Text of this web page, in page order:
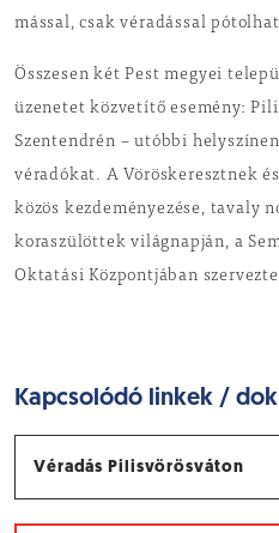
mással, csak véradással
Összesen két Pest megyei
üzenetet közvetítő esemény:
Szentendrén – utóbbi
véradókat. A Vöröskeresztnek
közös kezdeményezése, tavaly
koraszülöttek világnapján, a
Oktatási Központjában
Kapcsolódó linkek /
Véradás Pilisvörösváton